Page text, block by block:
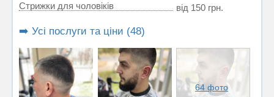
Стрижки для чоловіків від 150 грн.
➡️ Усі послуги та ціни (48)
64 фото